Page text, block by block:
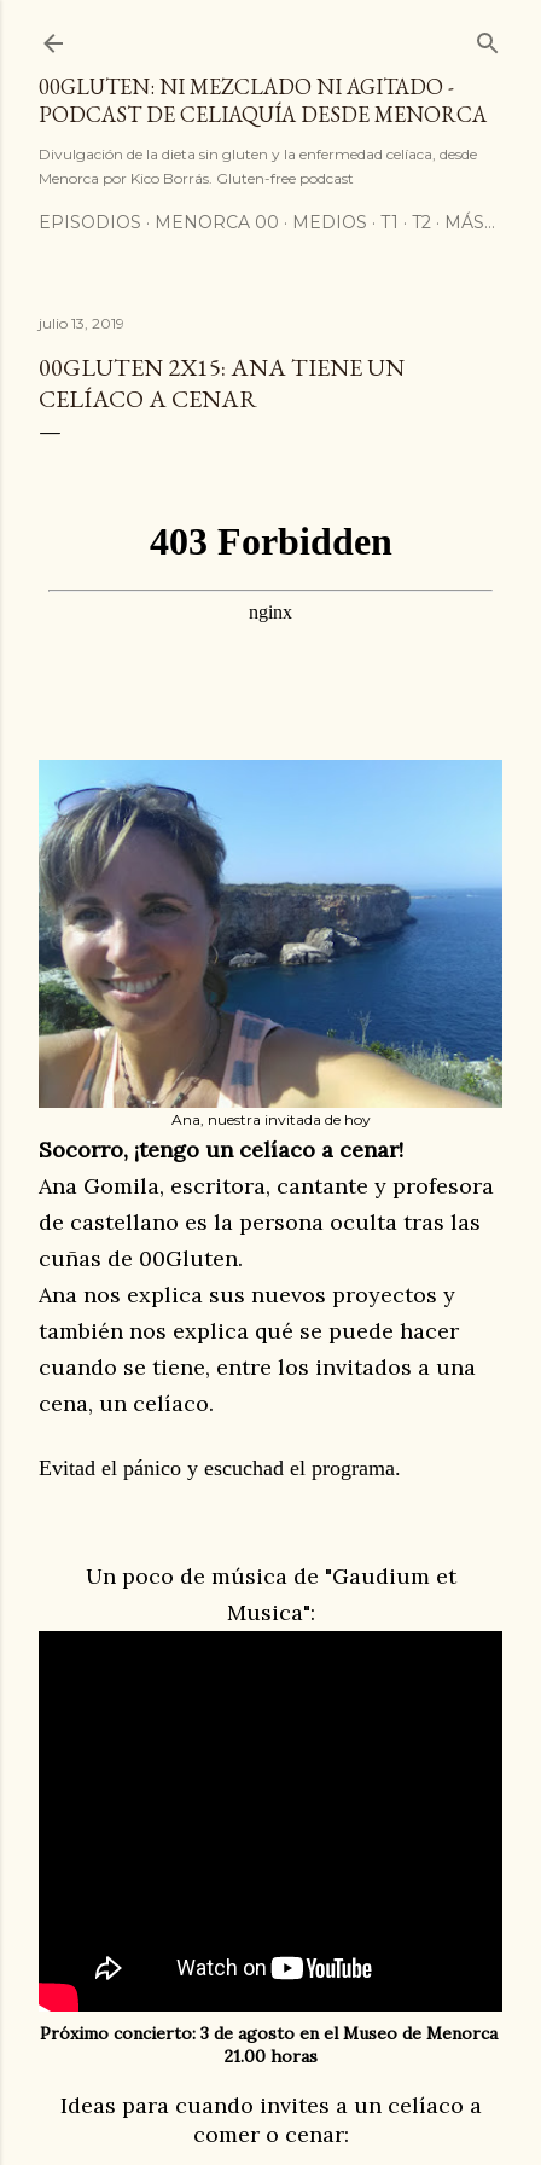
00GLUTEN: NI MEZCLADO NI AGITADO -
PODCAST DE CELIAQUÍA DESDE MENORCA
Divulgación de la dieta sin gluten y la enfermedad celíaca, desde
Menorca por Kico Borrás. Gluten-free podcast
EPISODIOS MENORCA 00 MEDIOS T1 T2 MÁS…
julio 13, 2019
00GLUTEN 2X15: ANA TIENE UN
CELÍACO A CENAR
Ana, nuestra invitada de hoy
Socorro, ¡tengo un celíaco a cenar!
Ana Gomila, escritora, cantante y profesora
de castellano es la persona oculta tras las
cuñas de 00Gluten.
Ana nos explica sus nuevos proyectos y
también nos explica qué se puede hacer
cuando se tiene, entre los invitados a una
cena, un celíaco.
Evitad el pánico y escuchad el programa.
Un poco de música de "Gaudium et
Musica":
Próximo concierto: 3 de agosto en el Museo de Menorca
21.00 horas
Ideas para cuando invites a un celíaco a
comer o cenar: